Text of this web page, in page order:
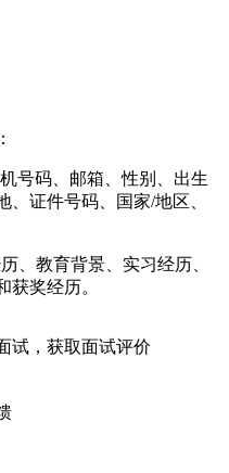
号码、邮箱、性别、出生
、证件号码、国家/地区、
、教育背景、实习经历、
获奖经历。
试，获取面试评价